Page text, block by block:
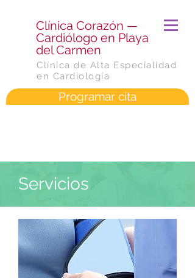
​Clínica Corazón —
Cardiólogo en Playa
del Carmen
Clínica de Alta Especialidad
en Cardiología
Programar cita
Servicios